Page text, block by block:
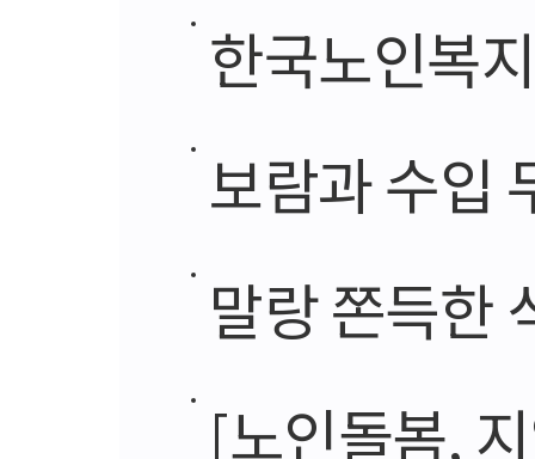
한국노인복
보람과 수입
말랑 쫀득한
[노인돌봄, 지역사